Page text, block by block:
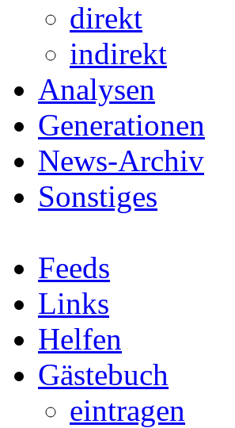
direkt
indirekt
Analysen
Generationen
News-Archiv
Sonstiges
Feeds
Links
Helfen
Gästebuch
eintragen